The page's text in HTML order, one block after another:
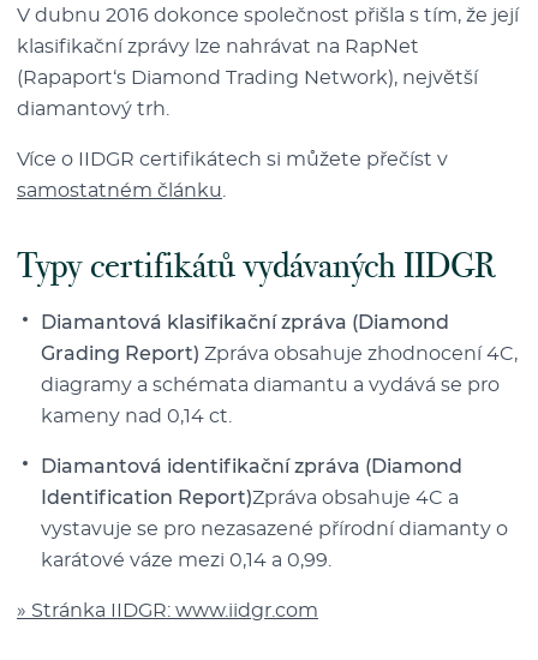
V dubnu 2016 dokonce společnost přišla s tím, že její
klasifikační zprávy lze nahrávat na RapNet
(Rapaport‘s Diamond Trading Network), největší
diamantový trh.
Více o IIDGR certifikátech si můžete přečíst v
samostatném článku
Typy certifikátů vydávaných IIDGR
Diamantová klasifikační zpráva (Diamond
Grading Report) Zpráva obsahuje zhodnocení 4C,
diagramy a schémata diamantu a vydává se pro
kameny nad 0,14 ct.
Diamantová identifikační zpráva (Diamond
Identification Report)Zpráva obsahuje 4C a
vystavuje se pro nezasazené přírodní diamanty o
karátové váze mezi 0,14 a 0,99.
» Stránka IIDGR: www.iidgr.com